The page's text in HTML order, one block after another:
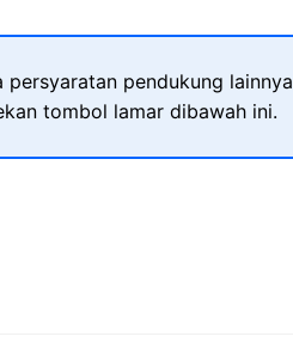
pendukung lainnya
tombol lamar dibawah ini.